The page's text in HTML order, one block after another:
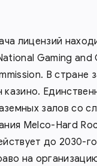
лицензий
Gaming and
В стране
казино.
залов со
Melco-Hard
до 2030-
на